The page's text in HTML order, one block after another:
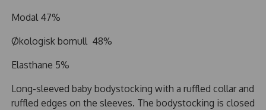
Modal 47%
Økologisk bomull 48%
Elasthane 5%
Long-sleeved baby bodystocking with a ruffled collar and
ruffled edges on the sleeves. The bodystocking is closed